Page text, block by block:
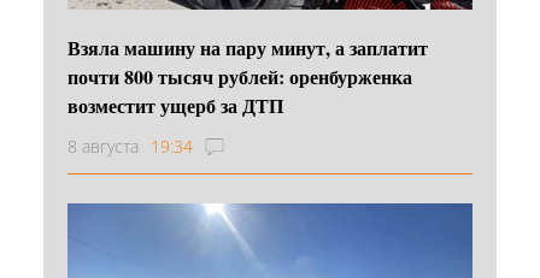
Взяла машину на пару минут, а заплатит
почти 800 тысяч рублей: оренбурженка
возместит ущерб за ДТП
8 августа 19:34